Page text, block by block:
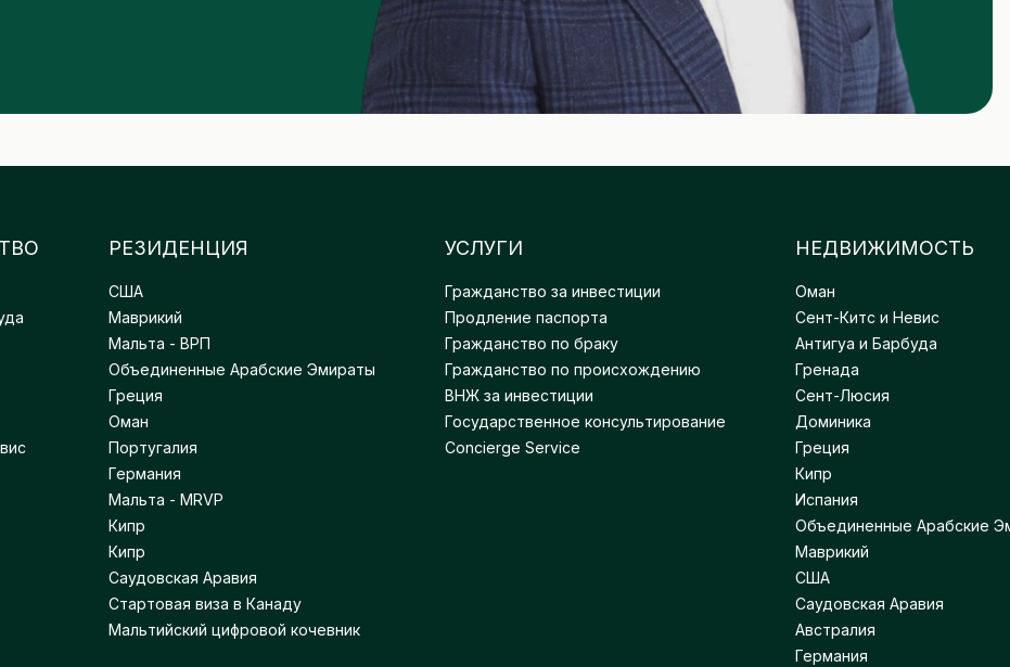
РЕЗИДЕНЦИЯ
США
Маврикий
Мальта - ВРП
Объединенные Арабские Эмираты
Греция
Оман
Португалия
Германия
Мальта - MRVP
Кипр
Кипр
Саудовская Аравия
Стартовая виза в Канаду
Мальтийский цифровой кочевник
УСЛУГИ
Гражданство за инвестиции
Продление паспорта
Гражданство по браку
Гражданство по происхождению
ВНЖ за инвестиции
Государственное консультирование
Concierge Service
НЕДВИЖИМОСТЬ
Оман
Сент-Китс и Невис
Антигуа и Барбуда
Гренада
Сент-Люсия
Доминика
Греция
Кипр
Испания
Объединенные Арабские
Маврикий
США
Саудовская Аравия
Австралия
Германия